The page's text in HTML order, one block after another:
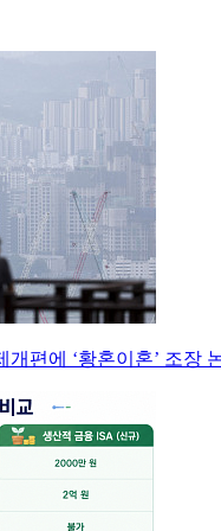
개편에 ‘황혼이혼’ 조장